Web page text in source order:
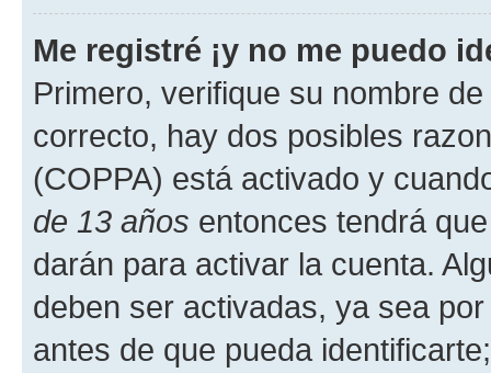
Me registré ¡y no me puedo
Primero, verifique su nombre
correcto, hay dos posibles
(COPPA) está activado y
de 13 años entonces tendrá
darán para activar la cuenta.
deben ser activadas, ya sea
antes de que pueda